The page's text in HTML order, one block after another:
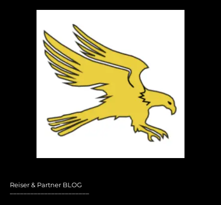
Reiser & Partner BLOG